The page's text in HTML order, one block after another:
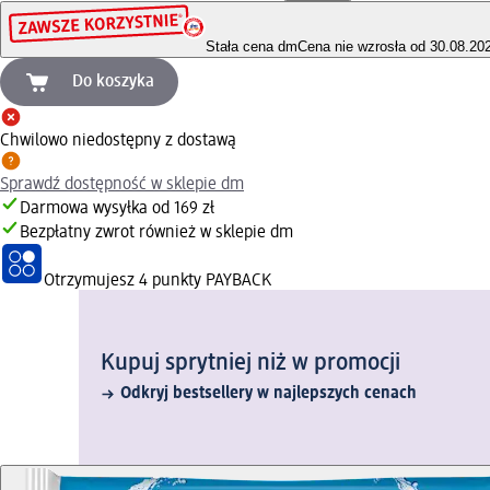
Stała cena dmCena nie wzrosła od
Do koszyka
Chwilowo niedostępny z dostawą
Sprawdź dostępność w sklepie dm
Darmowa wysyłka od 169 zł
Bezpłatny zwrot również w sklepie dm
Otrzymujesz 4 punkty PAYBACK
Kupuj sprytniej niż w promocji
Odkryj bestsellery w najlepszych cenach